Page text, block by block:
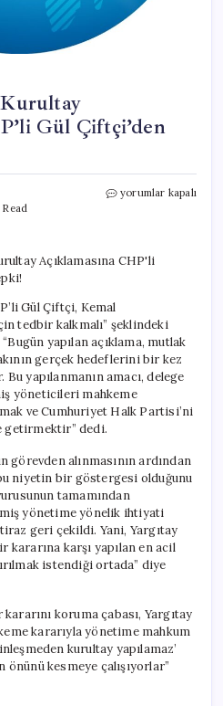
Kurultay
Gül Çiftçi’den
Kılıçdaroğlu’nun
Gül
Çiftçi’den
yorumlar kapalı
Gül Çiftçi, Kemal
tedbir kalkmalı” şeklindeki
yapılan açıklama, mutlak
gerçek hedeflerini bir kez
yapılanmanın amacı, delege
yöneticileri mahkeme
ve Cumhuriyet Halk Partisi’ni
getirmektir” dedi.
görevden alınmasının ardından
niyetin bir göstergesi olduğunu
tamamından
yönetime yönelik ihtiyati
geri çekildi. Yani, Yargıtay
karşı yapılan en acil
istendiği ortada” diye
koruma çabası, Yargıtay
kararıyla yönetime mahkum
kurultay yapılamaz’
kesmeye çalışıyorlar”